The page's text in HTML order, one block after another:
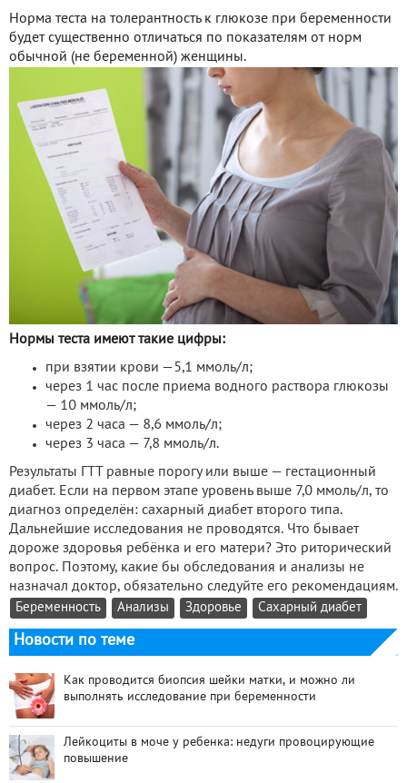
Норма теста на толерантность к глюкозе при беременности
будет существенно отличаться по показателям от норм
обычной (не беременной) женщины.
Нормы теста имеют такие цифры:
при взятии крови —5,1 ммоль/л;
через 1 час после приема водного раствора глюкозы
— 10 ммоль/л;
через 2 часа — 8,6 ммоль/л;
через 3 часа — 7,8 ммоль/л.
Результаты ГТТ равные порогу или выше — гестационный
диабет. Если на первом этапе уровень выше 7,0 ммоль/л, то
диагноз определён: сахарный диабет второго типа.
Дальнейшие исследования не проводятся. Что бывает
дороже здоровья ребёнка и его матери? Это риторический
вопрос. Поэтому, какие бы обследования и анализы не
назначал доктор, обязательно следуйте его рекомендациям.
Беременность Анализы Здоровье Сахарный диабет
Новости по теме
Как проводится биопсия шейки матки, и можно ли
выполнять исследование при беременности
Лейкоциты в моче у ребенка: недуги провоцирующие
повышение